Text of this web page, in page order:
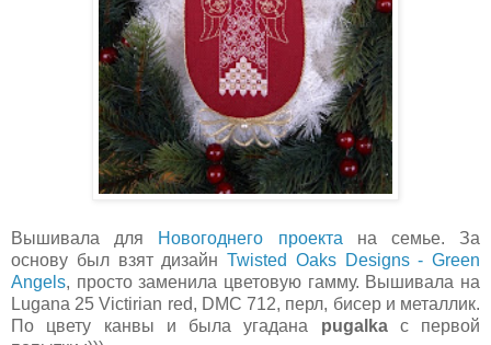
Вышивала для Новогоднего проектана семье. За
основу был взят дизайн Twisted Oaks Designs - Green
Angels, просто заменила цветовую гамму. Вышивала на
Lugana 25 Victirian red, DMC 712, перл, бисер и металлик.
По цвету канвы и была угадана pugalka с первой